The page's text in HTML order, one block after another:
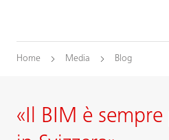
Home Media Blog
«Il BIM è